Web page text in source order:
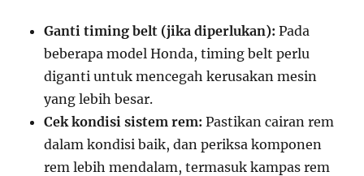
Ganti timing belt (jika diperlukan): Pada
beberapa model Honda, timing belt perlu
diganti untuk mencegah kerusakan mesin
yang lebih besar.
Cek kondisi sistem rem: Pastikan cairan rem
dalam kondisi baik, dan periksa komponen
rem lebih mendalam, termasuk kampas rem